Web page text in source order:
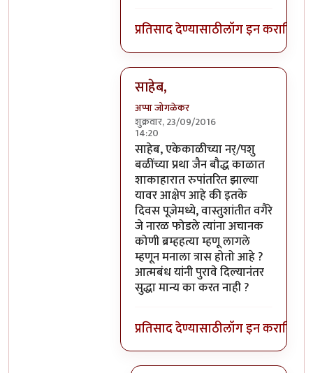
प्रतिसाद देण्यासाठीलॉग इन कराकिंवा
साहेब,
अप्पा जोगळेकर
शुक्रवार, 23/09/2016
14:20
In reply toपरंतु नारळ फोडणे म्हणजे
साहेब, एकेकाळीच्या नर्/पशु
बळींच्या प्रथा जैन बौद्ध काळात
शाकाहारात रुपांतरित झाल्या
यावर आक्षेप आहे की इतके
दिवस पूजेमध्ये, वास्तुशांतीत वगैरे
जे नारळ फोडले त्यांना अचानक
कोणी ब्रम्हहत्या म्हणू लागले
म्हणून मनाला त्रास होतो आहे ?
आत्मबंध यांनी पुरावे दिल्यानंतर
सुद्धा मान्य का करत नाही ?
प्रतिसाद देण्यासाठीलॉग इन कराकिंवा